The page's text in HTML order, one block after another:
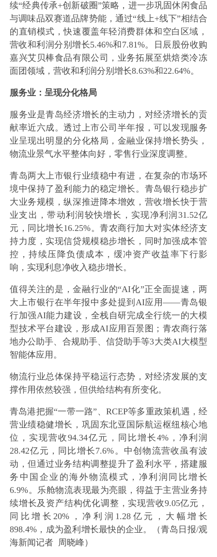
续“经典传承+创新破圈”策略，进一步巩固休闲食品
与调味品双赛道品牌势能，通过“线上+线下”相结合
的直销模式，快速覆盖年轻消费群体和空白区域，
营收和利润分别增长5.46%和7.81%。日辰股份收购
嘉兴艾贝棒食品有限公司，业务拓展至烘焙类冷冻
面团领域，营收和利润分别增长8.63%和22.64%。
服务业：呈现分化格局
服务业是青岛经济增长的主动力，对经济增长的贡
献率近六成。透过上市公司半年报，可以发现服务
业呈现出明显的分化格局，金融业保持增长势头，
物流业景气水平整体向好，零售行业深度调整。
青岛两大上市银行业绩稳中有进，在复杂的市场环
境中保持了盈利能力的稳定增长。青岛银行稳步扩
大业务规模，纵深推进降本增效，营收增长快于营
业支出，带动利润较快增长，实现净利润31.52亿
元，同比增长16.25%。青农商行加大对实体经济支
持力度，实现信贷规模稳步增长，同时加强成本管
控，持续压降负债成本，缓冲资产收益率下行影
响，实现利息净收入稳步增长。
值得关注的是，金融行业的“AI化”正全面提速，两
大上市银行在半年报中多处提到AI应用——青岛银
行加强AI能力建设，全栈自研完成全行统一的大模
型技术平台建设，形成AI应用百景图；青农商行落
地办公助手、合规助手、信贷助手等3大类AI大模型
智能体应用。
物流行业总体保持平稳运行态势，对经济发展的支
撑作用依然较强，但供给结构有所变化。
青岛港把握“一带一路”、RCEP等多重政策机遇，经
营业绩稳健增长，巩固东北亚国际航运枢纽核心地
位，实现营收94.34亿元，同比增长4%，净利润
28.42亿元，同比增长7.6%。中创物流营收虽有波
动，但通过业务结构调整提升了盈利水平，搭建服
务中国企业的海外物流模式，净利润同比增长
6.9%。乐舱物流表现最为亮眼，得益于主营业务持
续增长及资产结构优化调整，实现营收9.05亿元，
同比增长20%，净利润1.28亿元，大幅增长
898.4%，成为盈利增长最快的企业。（青岛日报/观
海新闻记者 周晓峰）